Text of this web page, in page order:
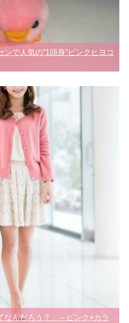
ンで人気の”1頭身”ピンクヒヨコ
なんだろう？」～ピンク×カラ